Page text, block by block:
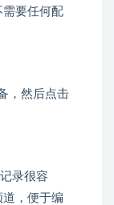
需要任何配
，然后点击
录很容
，便于编